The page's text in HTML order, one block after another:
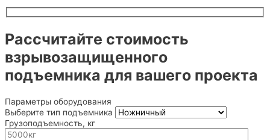
Рассчитайте стоимость
взрывозащищенного
подъемника для вашего проекта
Параметры оборудования
Выберите тип подъемника
Грузоподъемность, кг